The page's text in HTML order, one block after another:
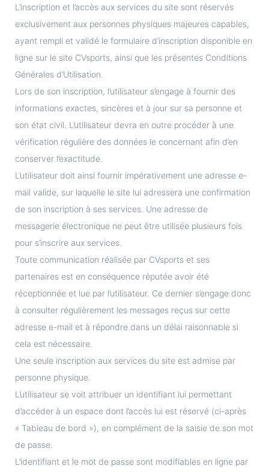
L’inscription et l’accès aux services du site sont réservés
exclusivement aux personnes physiques majeures capables,
ayant rempli et validé le formulaire d’inscription disponible en
ligne sur le site CVsports, ainsi que les présentes Conditions
Générales d’Utilisation.
Lors de son inscription, l’utilisateur s’engage à fournir des
informations exactes, sincères et à jour sur sa personne et
son état civil. L’utilisateur devra en outre procéder à une
vérification régulière des données le concernant afin d’en
conserver l’exactitude.
L’utilisateur doit ainsi fournir impérativement une adresse e-
mail valide, sur laquelle le site lui adressera une confirmation
de son inscription à ses services. Une adresse de
messagerie électronique ne peut être utilisée plusieurs fois
pour s’inscrire aux services.
Toute communication réalisée par CVsports et ses
partenaires est en conséquence réputée avoir été
réceptionnée et lue par l’utilisateur. Ce dernier s’engage donc
à consulter régulièrement les messages reçus sur cette
adresse e-mail et à répondre dans un délai raisonnable si
cela est nécessaire.
Une seule inscription aux services du site est admise par
personne physique.
L’utilisateur se voit attribuer un identifiant lui permettant
d’accéder à un espace dont l’accès lui est réservé (ci-après
« Tableau de bord »), en complément de la saisie de son mot
de passe.
L’identifiant et le mot de passe sont modifiables en ligne par